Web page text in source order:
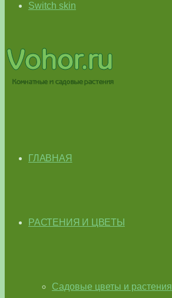
Switch skin
ГЛАВНАЯ
РАСТЕНИЯ И ЦВЕТЫ
Садовые цветы и растения